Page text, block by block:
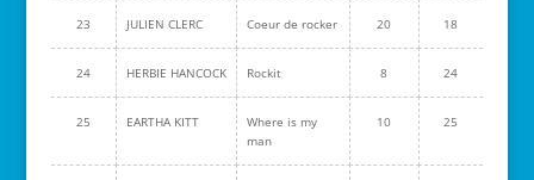
23 JULIEN CLERC Coeur de rocker 20 18
24 HERBIE HANCOCK Rockit 8 24
25 EARTHA KITT
Where is my
man
10 25